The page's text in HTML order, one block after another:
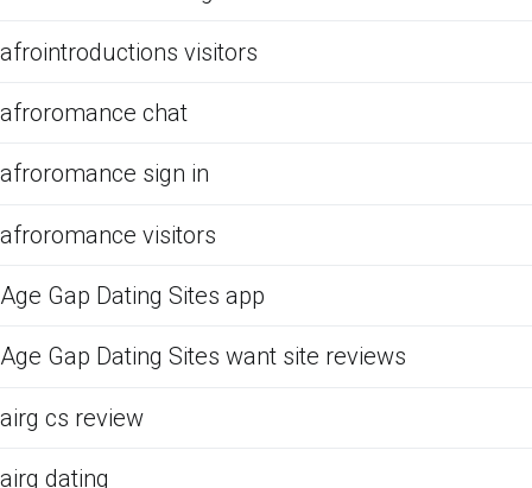
afrointroductions visitors
afroromance chat
afroromance sign in
afroromance visitors
Age Gap Dating Sites app
Age Gap Dating Sites want site reviews
airg cs review
airg dating